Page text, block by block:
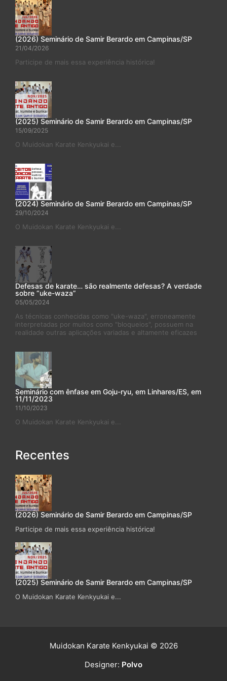
(2026) Seminário de Samir Berardo em Campinas/SP
21/04/2026
Participe de mais essa experiência histórica!
(2025) Seminário de Samir Berardo em Campinas/SP
15/09/2025
O Muidokan Karate Kenkyukai e...
(2024) Seminário de Samir Berardo em Campinas/SP
29/10/2024
O Muidokan Karate Kenkyukai e...
Defesas de karate… são realmente defesas? A verdade
sobre “uke-waza”
05/05/2024
As técnicas conhecidas como "uke-waza", erroneamente
interpretadas por muitos como "bloqueios", possuem na
realidade outras aplicações variadas e altamente eficazes
Seminário com ênfase em Goju-ryu, em Linhares/ES, em
11/11/2023
11/10/2023
O Muidokan Karate Kenkyukai e...
Recentes
(2026) Seminário de Samir Berardo em Campinas/SP
Participe de mais essa experiência histórica!
(2025) Seminário de Samir Berardo em Campinas/SP
O Muidokan Karate Kenkyukai e...
Muidokan Karate Kenkyukai © 2026
Designer: Polvo